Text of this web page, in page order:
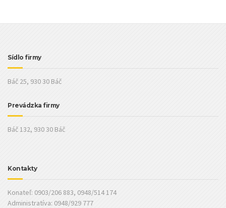
Sídlo firmy
Báč 25, 930 30 Báč
Prevádzka firmy
Báč 132, 930 30 Báč
Kontakty
Konateľ: 0903/206 883, 0948/514 174
Administratíva: 0948/929 777